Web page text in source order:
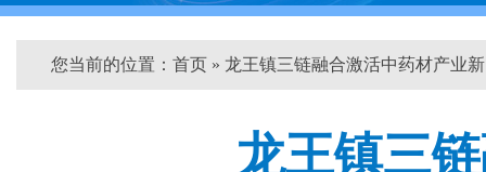
您当前的位置： 首页 » 龙王镇三链融合激活中药材产业
龙王镇三